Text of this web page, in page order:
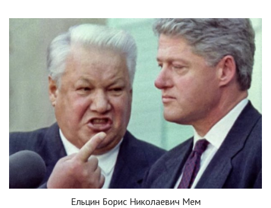
Ельцин Борис Николаевич Мем